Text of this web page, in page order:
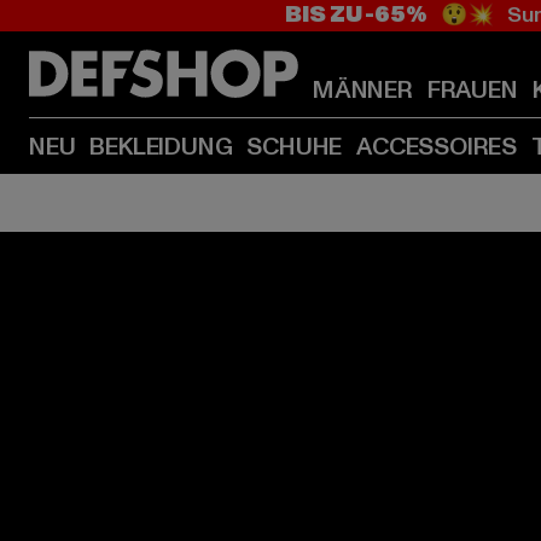
BIS ZU -65% 😲💥
MÄNNER FRAUEN
NEU BEKLEIDUNG SCHUHE ACCESSOIRES